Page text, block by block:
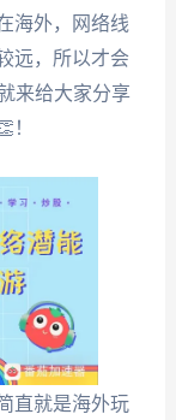
海外，网络线
远，所以才会
来给大家分享
！
直就是海外玩